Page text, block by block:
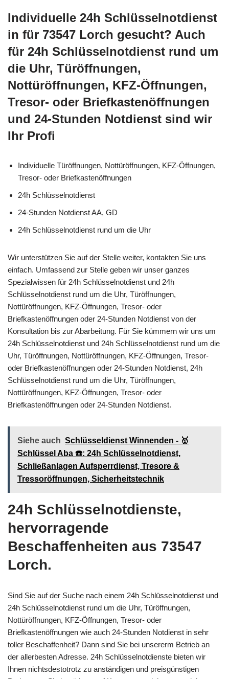
Individuelle 24h Schlüsselnotdienst
in für 73547 Lorch gesucht? Auch
für 24h Schlüsselnotdienst rund um
die Uhr, Türöffnungen,
Nottüröffnungen, KFZ-Öffnungen,
Tresor- oder Briefkastenöffnungen
und 24-Stunden Notdienst sind wir
Ihr Profi
Individuelle Türöffnungen, Nottüröffnungen, KFZ-Öffnungen,
Tresor- oder Briefkastenöffnungen
24h Schlüsselnotdienst
24-Stunden Notdienst AA, GD
24h Schlüsselnotdienst rund um die Uhr
Wir unterstützen Sie auf der Stelle weiter, kontakten Sie uns
einfach. Umfassend zur Stelle geben wir unser ganzes
Spezialwissen für 24h Schlüsselnotdienst und 24h
Schlüsselnotdienst rund um die Uhr, Türöffnungen,
Nottüröffnungen, KFZ-Öffnungen, Tresor- oder
Briefkastenöffnungen oder 24-Stunden Notdienst von der
Konsultation bis zur Abarbeitung. Für Sie kümmern wir uns um
24h Schlüsselnotdienst und 24h Schlüsselnotdienst rund um die
Uhr, Türöffnungen, Nottüröffnungen, KFZ-Öffnungen, Tresor-
oder Briefkastenöffnungen oder 24-Stunden Notdienst, 24h
Schlüsselnotdienst rund um die Uhr, Türöffnungen,
Nottüröffnungen, KFZ-Öffnungen, Tresor- oder
Briefkastenöffnungen oder 24-Stunden Notdienst.
Siehe auch Schlüsseldienst Winnenden - 🥇
Schlüssel Aba ☎️: 24h Schlüsselnotdienst,
Schließanlagen Aufsperrdienst, Tresore &
Tressoröffnungen, Sicherheitstechnik
24h Schlüsselnotdienste,
hervorragende
Beschaffenheiten aus 73547
Lorch.
Sind Sie auf der Suche nach einem 24h Schlüsselnotdienst und
24h Schlüsselnotdienst rund um die Uhr, Türöffnungen,
Nottüröffnungen, KFZ-Öffnungen, Tresor- oder
Briefkastenöffnungen wie auch 24-Stunden Notdienst in sehr
toller Beschaffenheit? Dann sind Sie bei unsererm Betrieb an
der allerbesten Adresse. 24h Schlüsselnotdienste bieten wir
Ihnen nichtsdestotrotz zu anständigen und preisgünstigen